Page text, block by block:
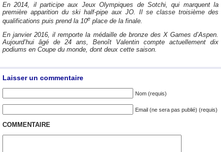
En 2014, il participe aux Jeux Olympiques de Sotchi, qui marquent la
première apparition du ski half-pipe aux JO. Il se classe troisième des
qualifications puis prend la 10e place de la finale.
En janvier 2016, il remporte la médaille de bronze des X Games d’Aspen.
Aujourd’hui âgé de 24 ans, Benoît Valentin compte actuellement dix
podiums en Coupe du monde, dont deux cette saison.
Laisser un commentaire
Nom (requis)
Email (ne sera pas publié) (requis)
COMMENTAIRE